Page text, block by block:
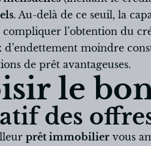
. Au-delà de ce seuil, la
l’obtention du
d’endettement moindre
de prêt avantageuses.
le
des
prêt immobilier vous